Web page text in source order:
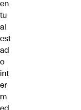
en
tu
al
est
ad
o
int
er
m